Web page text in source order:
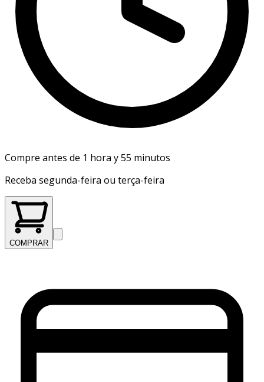
Compre antes de 1 hora y 55 minutos
Receba segunda-feira ou terça-feira
COMPRAR